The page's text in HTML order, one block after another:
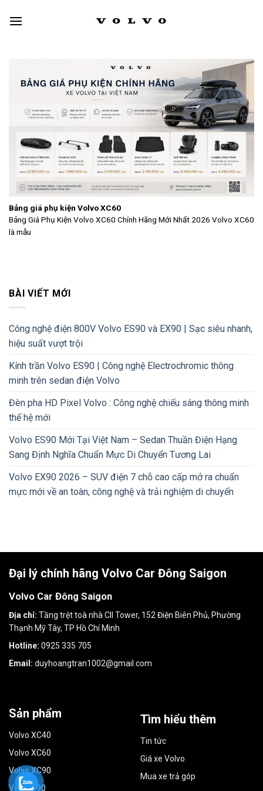
Bảng giá phụ kiện Volvo XC60
Bảng Giá Phụ Kiện Volvo XC60 Chính Hãng Mới Nhất 2026 Volvo XC60
là mẫu
BÀI VIẾT MỚI
Công nghệ điện 800V Volvo ES90 và EX90 | Sạc siêu nhanh,
hiệu suất vượt trội
Kính trần Volvo ES90 | Công nghệ Electrochromic thông
minh trên sedan điện Volvo
Đèn pha HD Pixel Volvo : Công nghệ chiếu sáng thông minh
thế hệ mới
Volvo ES90 Mới Tại Việt Nam – Sedan Thuần Điện Hạng
Sang Định Nghĩa Chuẩn Mực Di Chuyển Tương Lai
Volvo EX90 2026 – SUV điện 7 chỗ cao cấp mở ra chuẩn
mực mới về an toàn, công nghệ và trải nghiệm di chuyển
Đại lý chính hãng Volvo Car Đông Saigon
Volvo Car Đông Saigon
Địa chỉ: Tầng trệt toà nhà CII Tower, 152 Điện Biên Phủ, Phường
Thạnh Mỹ Tây, TP Hồ Chí Minh
Hotline: 0925 335 705
Email: duyhoangtran1002@gmail.com
Sản phẩm
Volvo XC40
Volvo XC60
Volvo XC90
Volvo S90
Tìm hiểu thêm
Tin tức
Giá xe Volvo
Mua xe trả góp